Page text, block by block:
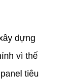
dựng
vì thế
tiêu